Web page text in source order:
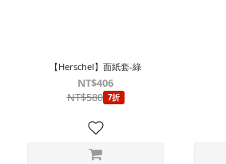
【Herschel】面紙套-綠
NT$406
NT$580 7折